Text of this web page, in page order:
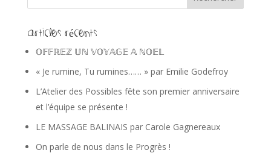
Articles récents
𝕆𝔽𝔽ℝ𝔼ℤ 𝕌ℕ 𝕍𝕆𝕐𝔸𝔾𝔼 𝔸 ℕ𝕆𝔼𝕃
« Je rumine, Tu rumines…… » par Emilie Godefroy
L’Atelier des Possibles fête son premier anniversaire
et l’équipe se présente !
LE MASSAGE BALINAIS par Carole Gagnereaux
On parle de nous dans le Progrès !